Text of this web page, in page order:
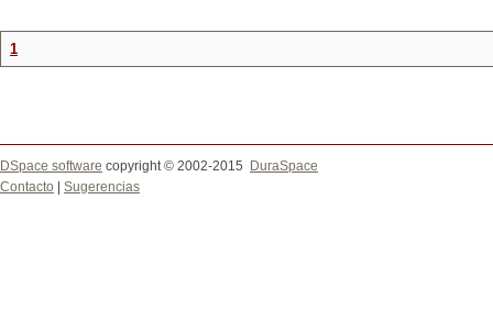
1
DSpace software copyright © 2002-2015
DuraSpace
Contacto
Sugerencias